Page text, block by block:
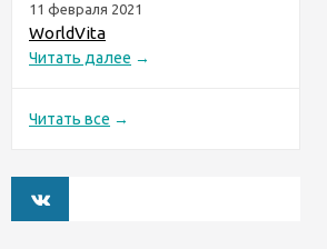
11 февраля 2021
WorldVita
Читать далее →
Читать все →